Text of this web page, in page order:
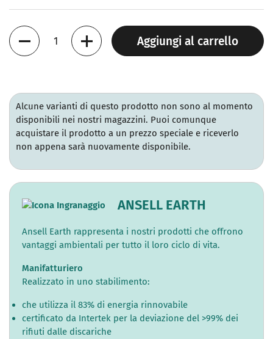
Quantità
Aggiungi al carrello
Alcune varianti di questo prodotto non sono al momento
disponibili nei nostri magazzini. Puoi comunque
acquistare il prodotto a un prezzo speciale e riceverlo
non appena sarà nuovamente disponibile.
ANSELL EARTH
Ansell Earth rappresenta i nostri prodotti che offrono
vantaggi ambientali per tutto il loro ciclo di vita.
Manifatturiero
Realizzato in uno stabilimento:
che utilizza il 83% di energia rinnovabile
certificato da Intertek per la deviazione del >99% dei
rifiuti dalle discariche